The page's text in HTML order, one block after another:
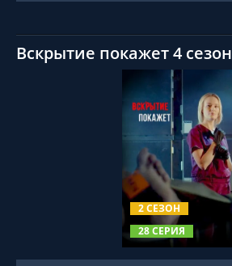
Вскрытие покажет 4 сезон
2 СЕЗОН
28 СЕРИЯ
СМОТРЕТЬ ОНЛАЙН